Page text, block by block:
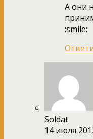
А они
:smile:
Soldat
14 июля